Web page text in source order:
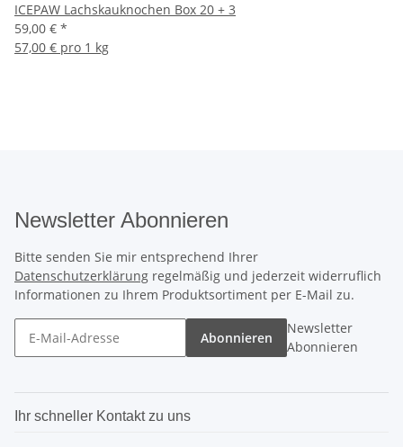
ICEPAW Lachskauknochen Box 20 + 3
59,00 € *
57,00 € pro 1 kg
Newsletter Abonnieren
Bitte senden Sie mir entsprechend Ihrer
Datenschutzerklärung regelmäßig und jederzeit widerruflich
Informationen zu Ihrem Produktsortiment per E-Mail zu.
Abonnieren
Newsletter
Abonnieren
Ihr schneller Kontakt zu uns